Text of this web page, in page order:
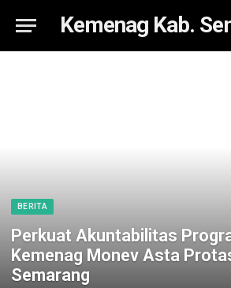
Kemenag Kab.
BERITA
Perkuat Akuntabilitas
Kemenag Monev Asta
Semarang